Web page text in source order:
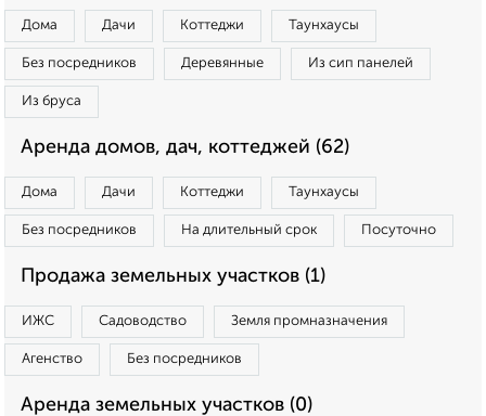
Дома Дачи Коттеджи Таунхаусы
Без посредников Деревянные Из сип панелей
Из бруса
Аренда домов, дач, коттеджей (62)
Дома Дачи Коттеджи Таунхаусы
Без посредников На длительный срок Посуточно
Продажа земельных участков (1)
ИЖС Садоводство Земля промназначения
Агенство Без посредников
Аренда земельных участков (0)